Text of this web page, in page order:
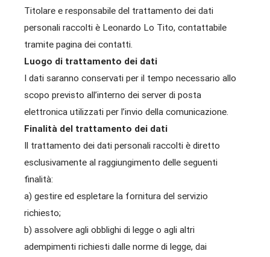
Titolare e responsabile del trattamento dei dati
personali raccolti è Leonardo Lo Tito, contattabile
tramite pagina dei contatti.
Luogo di trattamento dei dati
I dati saranno conservati per il tempo necessario allo
scopo previsto all’interno dei server di posta
elettronica utilizzati per l’invio della comunicazione.
Finalità del trattamento dei dati
Il trattamento dei dati personali raccolti è diretto
esclusivamente al raggiungimento delle seguenti
finalità:
a) gestire ed espletare la fornitura del servizio
richiesto;
b) assolvere agli obblighi di legge o agli altri
adempimenti richiesti dalle norme di legge, dai